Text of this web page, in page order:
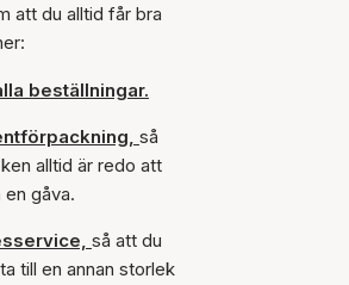
att du alltid får bra
beställningar.
så
alltid är redo att
gåva.
så att du
till en annan storlek